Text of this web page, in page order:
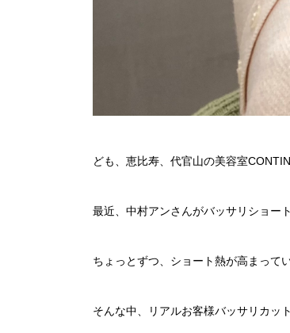
ども、恵比寿、代官山の美容室
最近、中村アンさんがバッサリショー
ちょっとずつ、ショート熱が高まって
そんな中、リアルお客様バッサリカット